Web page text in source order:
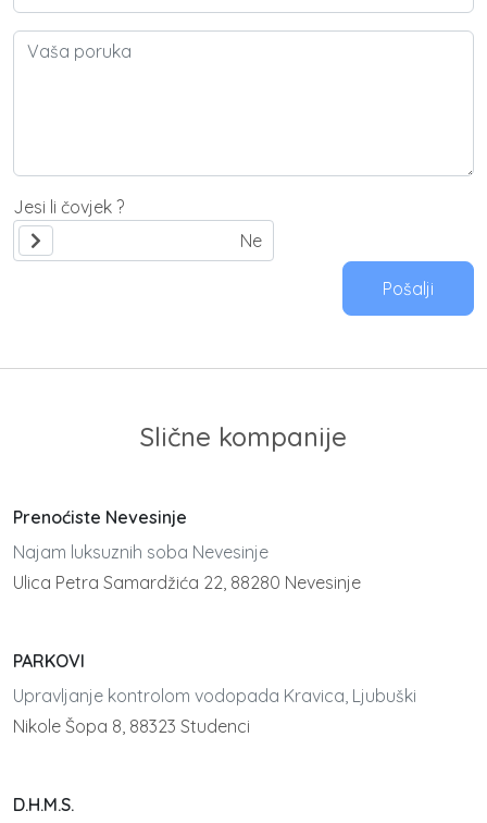
Jesi li čovjek ?
Pošalji
Slične kompanije
Prenoćiste Nevesinje
Najam luksuznih soba Nevesinje
Ulica Petra Samardžića 22, 88280 Nevesinje
PARKOVI
Upravljanje kontrolom vodopada Kravica, Ljubuški
Nikole Šopa 8, 88323 Studenci
D.H.M.S.